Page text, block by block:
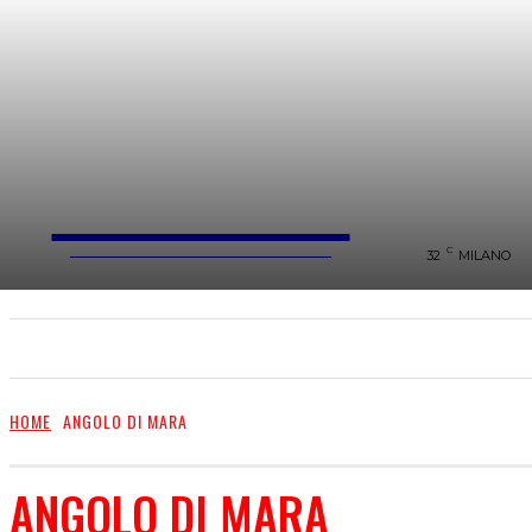
FareMusic
32 C MILANO
HOME ANGOLO DI MARA
ANGOLO DI MARA